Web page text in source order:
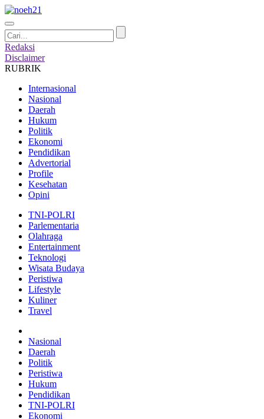
Redaksi
Disclaimer
RUBRIK
Internasional
Nasional
Daerah
Hukum
Politik
Ekonomi
Pendidikan
Advertorial
Profile
Kesehatan
Opini
TNI-POLRI
Parlementaria
Olahraga
Entertainment
Teknologi
Wisata Budaya
Peristiwa
Lifestyle
Kuliner
Travel
Nasional
Daerah
Politik
Peristiwa
Hukum
Pendidikan
TNI-POLRI
Ekonomi